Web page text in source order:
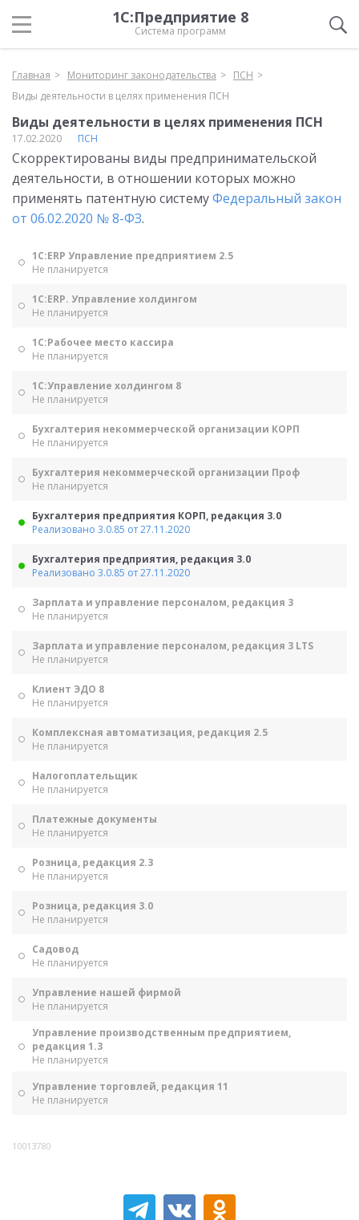
1С:Предприятие 8
Система программ
Главная Мониторинг законодательства
ПСН
Виды деятельности в целях применения ПСН
Виды деятельности в целях применения ПСН
17.02.2020 ПСН
Скорректированы виды предпринимательской
деятельности, в отношении которых можно
применять патентную системуФедеральный закон
от 06.02.2020 № 8-ФЗ.
1С:ERP Управление предприятием 2.5
Не планируется
1С:ERP. Управление холдингом
Не планируется
1С:Рабочее место кассира
Не планируется
1С:Управление холдингом 8
Не планируется
Бухгалтерия некоммерческой организации КОРП
Не планируется
Бухгалтерия некоммерческой организации Проф
Не планируется
Бухгалтерия предприятия КОРП, редакция 3.0
Реализовано 3.0.85 от 27.11.2020
Бухгалтерия предприятия, редакция 3.0
Реализовано 3.0.85 от 27.11.2020
Зарплата и управление персоналом, редакция 3
Не планируется
Зарплата и управление персоналом, редакция 3 LTS
Не планируется
Клиент ЭДО 8
Не планируется
Комплексная автоматизация, редакция 2.5
Не планируется
Налогоплательщик
Не планируется
Платежные документы
Не планируется
Розница, редакция 2.3
Не планируется
Розница, редакция 3.0
Не планируется
Садовод
Не планируется
Управление нашей фирмой
Не планируется
Управление производственным предприятием,
редакция 1.3
Не планируется
Управление торговлей, редакция 11
Не планируется
10013780